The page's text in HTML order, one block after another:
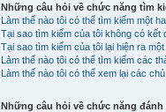
Những câu hỏi về chức năng tìm
Làm thế nào tôi có thể tìm kiếm một
Tại sao tìm kiếm của tôi không có kết
Tại sao tìm kiếm của tôi lại hiện ra
Làm thế nào tôi có thể tìm kiếm các
Làm thế nào tôi có thể xem lại các
Những câu hỏi về chức năng